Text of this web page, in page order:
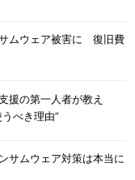
ムウェア被害に 復旧費
援の第一人者が教え
べき理由”
サムウェア対策は本当に